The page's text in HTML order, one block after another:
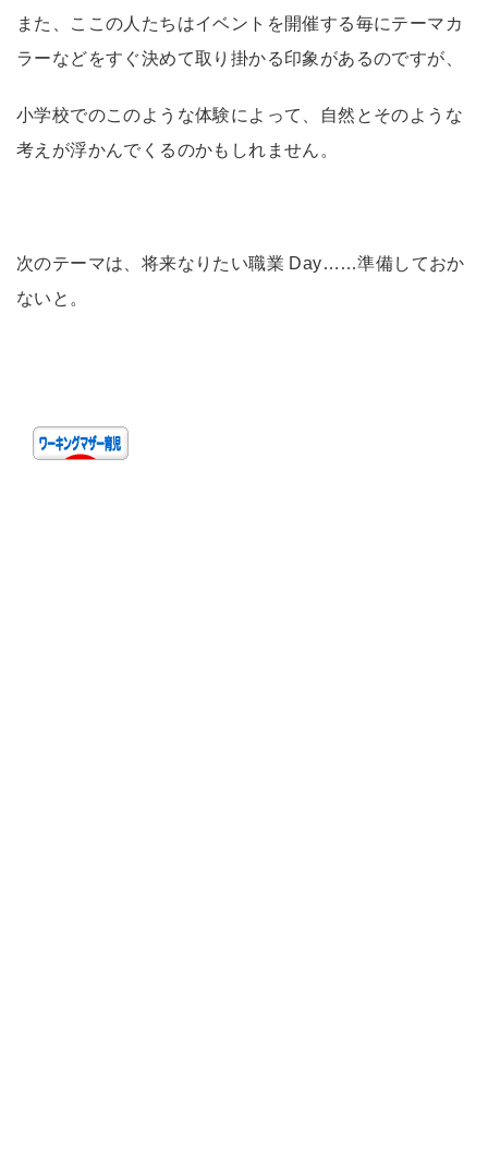
また、ここの人たちはイベントを開催する毎にテーマカ
ラーなどをすぐ決めて取り掛かる印象があるのですが、
小学校でのこのような体験によって、自然とそのような
考えが浮かんでくるのかもしれません。
次のテーマは、将来なりたい職業 Day……準備しておか
ないと。